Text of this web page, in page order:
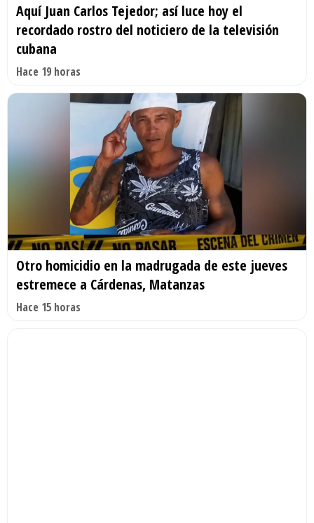
Aquí Juan Carlos Tejedor; así luce hoy el
recordado rostro del noticiero de la televisión
cubana
Hace 19 horas
Otro homicidio en la madrugada de este jueves
estremece a Cárdenas, Matanzas
Hace 15 horas